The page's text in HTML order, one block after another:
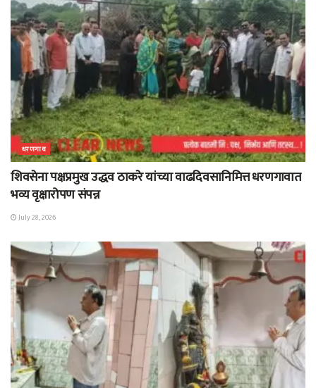
धरणगाव
शिवसेना पक्षप्रमुख उद्धव ठाकरे यांच्या वाढदिवसानिमित्त धरणगावात
भव्य वृक्षारोपण संपन्न
July 28, 2026